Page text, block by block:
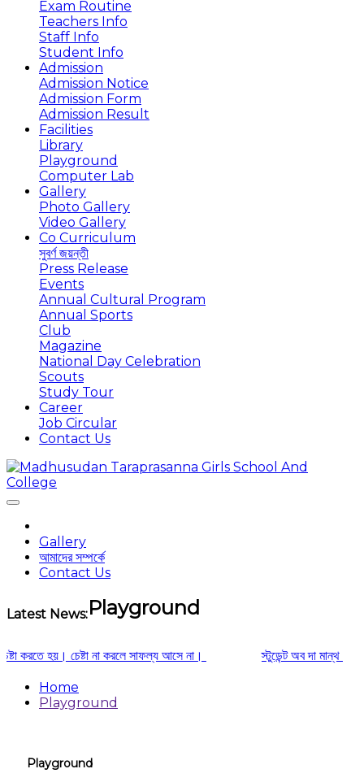
Exam Routine
Teachers Info
Staff Info
Student Info
Admission
Admission Notice
Admission Form
Admission Result
Facilities
Library
Playground
Computer Lab
Gallery
Photo Gallery
Video Gallery
Co Curriculum
সুবর্ণ জয়ন্তী
Press Release
Events
Annual Cultural Program
Annual Sports
Club
Magazine
National Day Celebration
Scouts
Study Tour
Career
Job Circular
Contact Us
Gallery
আমাদের সম্পর্কে
Contact Us
Latest News:
করতে হয়। চেষ্টা না করলে সাফল্য আসে না। স্টুডেন্ট অব দা মান্থ
Playground
Home
Playground
Playground